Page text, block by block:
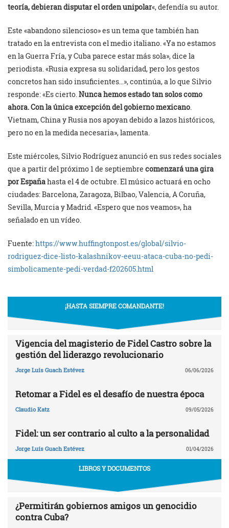
teoría, debieran disputar el orden unipolar«, defendía su autor.
Este «abandono silencioso» es un tema que también han
tratado en la entrevista con el medio italiano. «Ya no estamos
en la Guerra Fría, y Cuba parece estar más sola», dice la
periodista. «Rusia expresa su solidaridad, pero los gestos
concretos han sido insuficientes…», continúa, a lo que Silvio
responde: «Es cierto.Nunca hemos estado tan solos como
ahora. Con la única excepción del gobierno mexicano.
Vietnam, China y Rusia nos apoyan debido a lazos históricos,
pero no en la medida necesaria», lamenta.
Este miércoles, Silvio Rodríguez anunció en sus redes sociales
que a partir del próximo 1 de septiembre comenzará una gira
por Españahasta el 4 de octubre. El músico actuará en ocho
ciudades: Barcelona, Zaragoza, Bilbao, Valencia, A Coruña,
Sevilla, Murcia y Madrid. «Espero que nos veamos», ha
señalado en un vídeo.
Fuente:https://www.huffingtonpost.es/global/silvio-
rodriguez-dice-listo-kalashnikov-eeuu-ataca-cuba-no-pedi-
simbolicamente-pedi-verdad-f202605.html
¡HASTA SIEMPRE COMANDANTE!
Vigencia del magisterio de Fidel Castro sobre la
gestión del liderazgo revolucionario
Jorge Luís Guach Estévez 06/06/2026
Retomar a Fidel es el desafío de nuestra época
Claudio Katz 09/05/2026
Fidel: un ser contrario al culto a la personalidad
Jorge Luís Guach Estévez 01/04/2026
LIBROS Y DOCUMENTOS
¿Permitirán gobiernos amigos un genocidio
contra Cuba?